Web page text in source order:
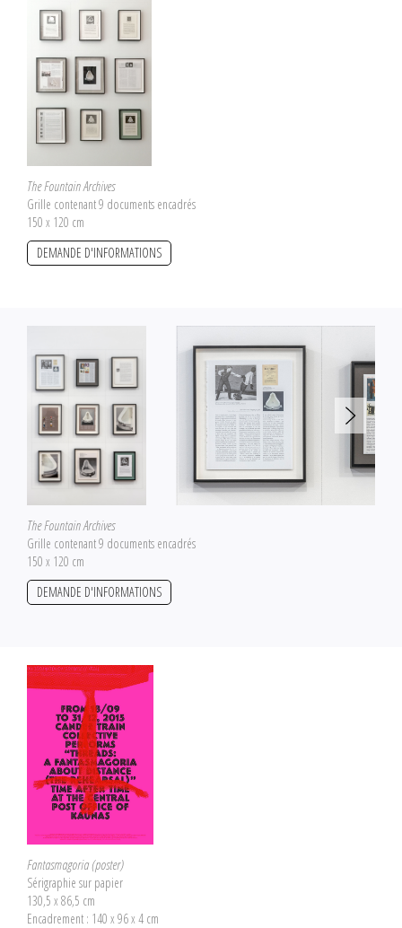
The Fountain Archives
Grille contenant 9 documents encadrés
150 x 120 cm
DEMANDE D'INFORMATIONS
The Fountain Archives
Grille contenant 9 documents encadrés
150 x 120 cm
DEMANDE D'INFORMATIONS
Fantasmagoria (poster)
Sérigraphie sur papier
130,5 x 86,5 cm
Encadrement : 140 x 96 x 4 cm